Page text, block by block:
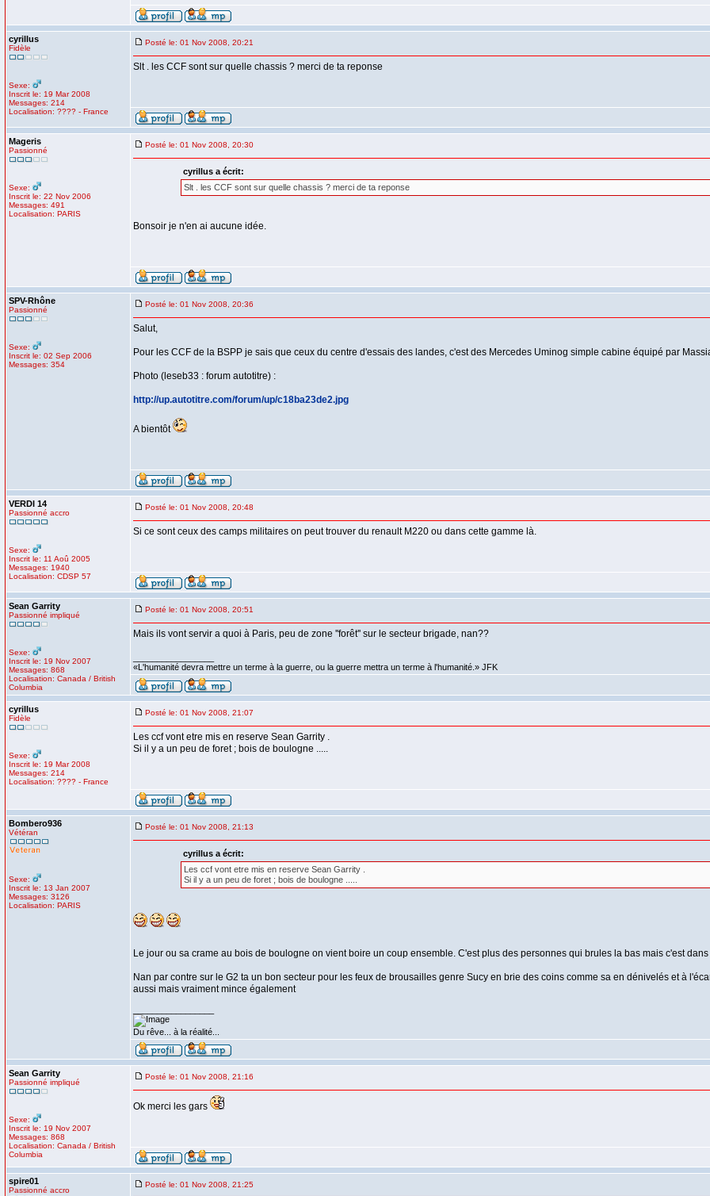
cyrillus
Fidèle
Sexe:
Inscrit le: 19 Mar 2008
Messages: 214
Localisation: ???? - France
Posté le: 01 Nov 2008, 20:21
Slt . les CCF sont sur quelle chassis ? merci de ta reponse
Mageris
Passionné
Sexe:
Inscrit le: 22 Nov 2006
Messages: 491
Localisation: PARIS
Posté le: 01 Nov 2008, 20:30
cyrillus a écrit:
Slt . les CCF sont sur quelle chassis ? merci de ta reponse
Bonsoir je n'en ai aucune idée.
SPV-Rhône
Passionné
Sexe:
Inscrit le: 02 Sep 2006
Messages: 354
Posté le: 01 Nov 2008, 20:36
Salut,
Pour les CCF de la BSPP je sais que ceux du centre d'essais des landes, c'est des Mercedes Uminog simple cabine équipé par
Photo (leseb33 : forum autotitre) :
http://up.autotitre.com/forum/up/c18ba23de2.jpg
A bientôt
VERDI 14
Passionné accro
Sexe:
Inscrit le: 11 Aoû 2005
Messages: 1940
Localisation: CDSP 57
Posté le: 01 Nov 2008, 20:48
Si ce sont ceux des camps militaires on peut trouver du renault M220 ou dans cette gamme là.
Sean Garrity
Passionné impliqué
Sexe:
Inscrit le: 19 Nov 2007
Messages: 868
Localisation: Canada / British
Columbia
Posté le: 01 Nov 2008, 20:51
Mais ils vont servir a quoi à Paris, peu de zone ''forêt'' sur le secteur brigade, nan??
«L'humanité devra mettre un terme à la guerre, ou la guerre mettra un terme à l'humanité.» JFK
cyrillus
Fidèle
Sexe:
Inscrit le: 19 Mar 2008
Messages: 214
Localisation: ???? - France
Posté le: 01 Nov 2008, 21:07
Les ccf vont etre mis en reserve Sean Garrity .
Si il y a un peu de foret ; bois de boulogne .....
Bombero936
Vétéran
Sexe:
Inscrit le: 13 Jan 2007
Messages: 3126
Localisation: PARIS
Posté le: 01 Nov 2008, 21:13
cyrillus a écrit:
Les ccf vont etre mis en reserve Sean Garrity .
Si il y a un peu de foret ; bois de boulogne .....
Le jour ou sa crame au bois de boulogne on vient boire un coup ensemble. C'est plus des personnes qui brules la bas mais c'est
Nan par contre sur le G2 ta un bon secteur pour les feux de brousailles genre Sucy en brie des coins comme sa en dénivelés et à
aussi mais vraiment mince également
Du rêve... à la réalité...
Sean Garrity
Passionné impliqué
Sexe:
Inscrit le: 19 Nov 2007
Messages: 868
Localisation: Canada / British
Columbia
Posté le: 01 Nov 2008, 21:16
Ok merci les gars
spire01
Passionné accro
Posté le: 01 Nov 2008, 21:25